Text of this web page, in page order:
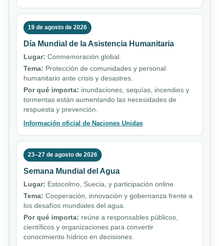
19 de agosto de 2026
Día Mundial de la Asistencia Humanitaria
Lugar: Conmemoración global.
Tema: Protección de comunidades y personal
humanitario ante crisis y desastres.
Por qué importa: inundaciones, sequías, incendios y
tormentas están aumentando las necesidades de
respuesta y prevención.
Información oficial de Naciones Unidas
23–27 de agosto de 2026
Semana Mundial del Agua
Lugar: Estocolmo, Suecia, y participación online.
Tema: Cooperación, innovación y gobernanza frente a
los desafíos mundiales del agua.
Por qué importa: reúne a responsables públicos,
científicos y organizaciones para convertir
conocimiento hídrico en decisiones.